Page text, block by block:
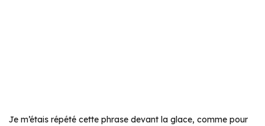
Je m’étais répété cette phrase devant la glace, comme pour